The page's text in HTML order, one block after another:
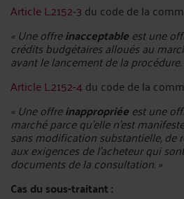
Article L.2152-3 du code de la
« Une offreinacceptable est une
crédits budgétaires alloués au
avant le lancement de la procédure.
Article L.2152-4 du code de la
« Une offreinappropriée est une
marché parce qu'elle n'est
sans modification substantielle, de
aux exigences de l'acheteur qui
documents de la consultation. »
Cas du sous-traitant :